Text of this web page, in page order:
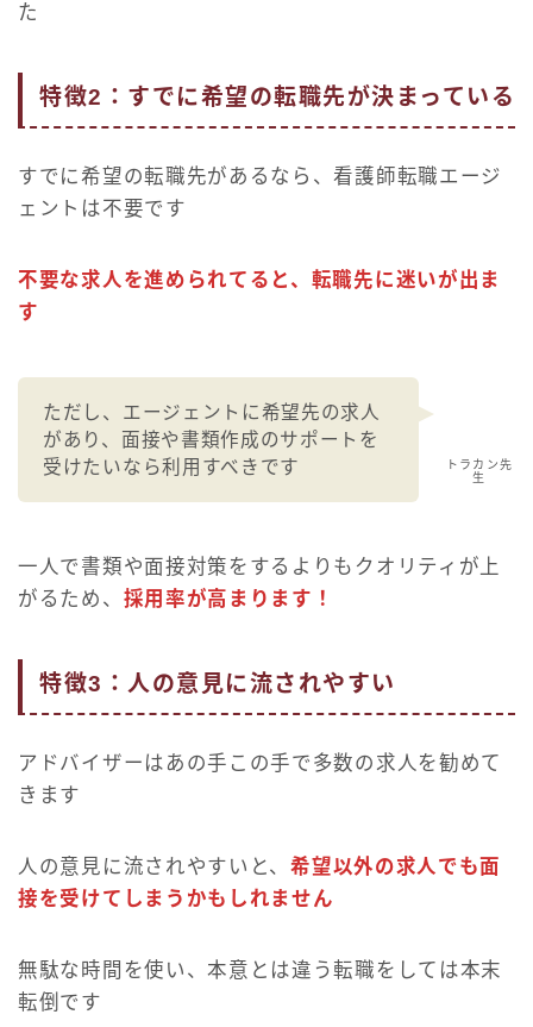
た
特徴2：すでに希望の転職先が決まっている
すでに希望の転職先があるなら、看護師転職エージ
ェントは不要です
不要な求人を進められてると、転職先に迷いが出ま
す
トラカン先
生
ただし、エージェントに希望先の求人
があり、面接や書類作成のサポートを
受けたいなら利用すべきです
一人で書類や面接対策をするよりもクオリティが上
がるため、 採用率が高まりま す ！
特徴3：人の意見に流されやすい
アドバイザーはあの手この手で多数の求人を勧めて
きます
人の意見に流されやすいと、希望以外の求人でも面
接を受けてしまうかもしれません
無駄な時間を使い、本意とは違う転職をしては本末
転倒です